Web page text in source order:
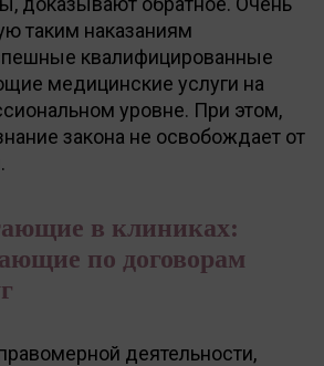
таким наказаниям
квалифицированные
медицинские услуги на
уровне. При этом,
закона не освобождает от
в клиниках:
по договорам
деятельности,